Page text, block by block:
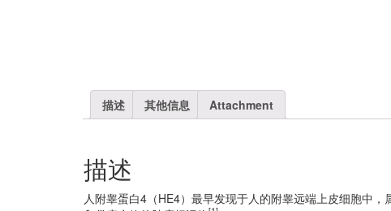
描述 其他信息 Attachment
描述
人附睾蛋白4（HE4）最早发现于人的附睾远端上皮细胞中